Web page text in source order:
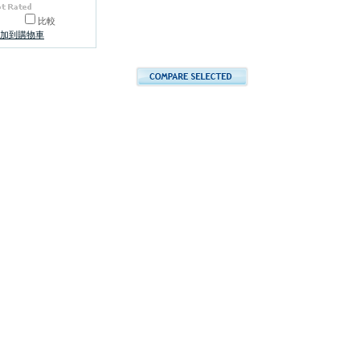
比較
到購物車